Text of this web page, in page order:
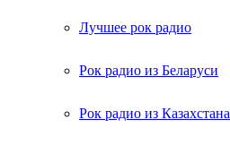
Лучшее рок радио
Рок радио из Беларуси
Рок радио из Казахстана